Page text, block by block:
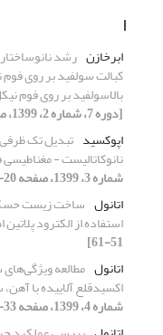
ا
ابرخازن رشد
کبالت سولفید بر روی فوم
بالاسولفید بر روی فوم
[دوره 7، شماره 2، 1399، صفحه 19-25]
اپوکسید
نانوکاتالیست -
شماره 3، 1399، صفحه 20-32]
اتانول ساخت زیست حسگر
استفاده از الکترود
51-61]
اتانول مطالعه
اکسیدقلع آلاییده با
شماره 4، 1399، صفحه 33-41]